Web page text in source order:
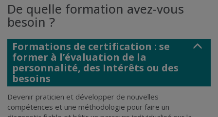
De quelle formation avez-vous
besoin ?
Formations de certification : se
former à l’évaluation de la
personnalité, des Intérêts ou des
besoins
Devenir praticien et développer de nouvelles
compétences et une méthodologie pour faire un